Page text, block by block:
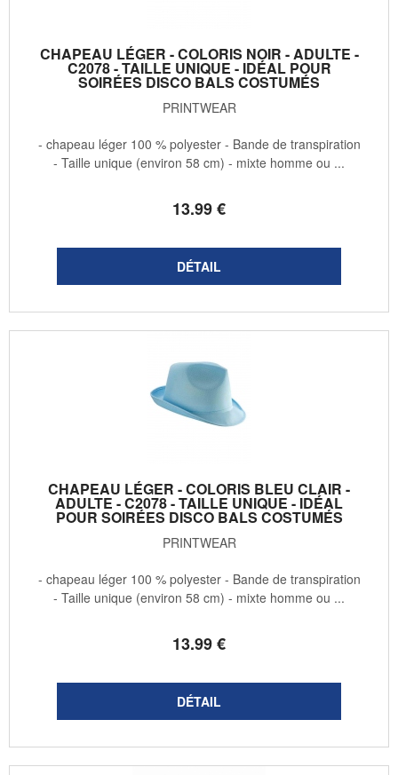
CHAPEAU LÉGER - COLORIS NOIR - ADULTE -
C2078 - TAILLE UNIQUE - IDÉAL POUR
SOIRÉES DISCO BALS COSTUMÉS
PRINTWEAR
13.99€
- chapeau léger 100 % polyester - Bande de transpiration
- Taille unique (environ 58 cm) - mixte homme ou ...
CHAPEAU LÉGER - COLORIS BLEU CLAIR -
ADULTE - C2078 - TAILLE UNIQUE - IDÉAL
POUR SOIRÉES DISCO BALS COSTUMÉS
PRINTWEAR
13.99€
- chapeau léger 100 % polyester - Bande de transpiration
- Taille unique (environ 58 cm) - mixte homme ou ...